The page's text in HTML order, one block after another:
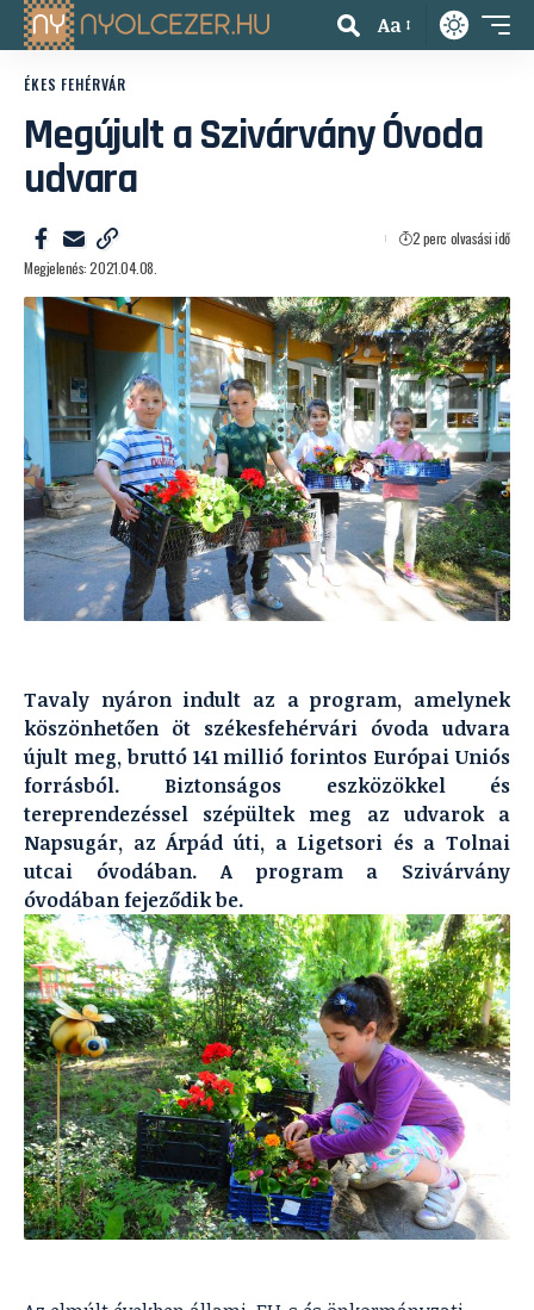
Aa
ÉKES FEHÉRVÁR
Megújult a Szivárvány Óvoda
udvara
Megjelenés: 2021.04.08.
2 perc olvasási idő
Tavaly nyáron indult az a program, amelynek
köszönhetően öt székesfehérvári óvoda udvara
újult meg, bruttó 141 millió forintos Európai Uniós
forrásból. Biztonságos eszközökkel és
tereprendezéssel szépültek meg az udvarok a
Napsugár, az Árpád úti, a Ligetsori és a Tolnai
utcai óvodában. A program a Szivárvány
óvodában fejeződik be.